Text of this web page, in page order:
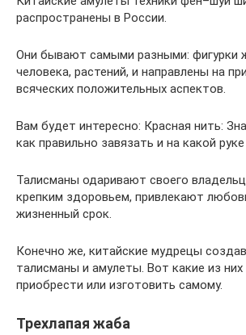
распространены в России.
Они бывают самыми разными: фигурки
человека, растений, и направлены на
всяческих положительных аспектов.
Вам будет интересно: Красная нить:
как правильно завязать и на какой
Талисманы одаривают своего
крепким здоровьем, привлекают
жизненный срок.
Конечно же, китайские мудрецы
талисманы и амулеты. Вот какие из
приобрести или изготовить самому.
Трехлапая жаба